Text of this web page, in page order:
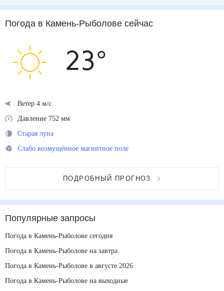
Погода в Камень-Рыболовесейчас
23°
Ветер 4 м/с
Давление 752 мм
Старая луна
Слабо возмущённое магнитное поле
ПОДРОБНЫЙ ПРОГНОЗ
Популярные запросы
Погода в Камень-Рыболове сегодня
Погода в Камень-Рыболове на завтра
Погода в Камень-Рыболове в августе 2026
Погода в Камень-Рыболове на выходные